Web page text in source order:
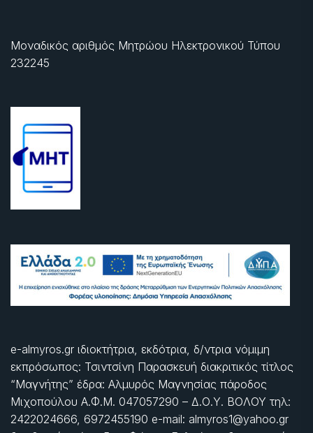
Μοναδικός αριθμός Μητρώου Ηλεκτρονικού Τύπου
232245
e-almyros.gr ιδιοκτήτρια, εκδότρια, δ/ντρια νόμιμη
εκπρόσωπος: Τσιντσίνη Παρασκευή διακριτικός τίτλος
“Μαγνήτης” έδρα: Αλμυρός Μαγνησίας πάροδος
Μιχοπούλου Α.Φ.Μ. 047057290 – Δ.Ο.Υ. ΒΟΛΟΥ τηλ:
2422024666, 6972455190 e-mail: almyros1@yahoo.gr